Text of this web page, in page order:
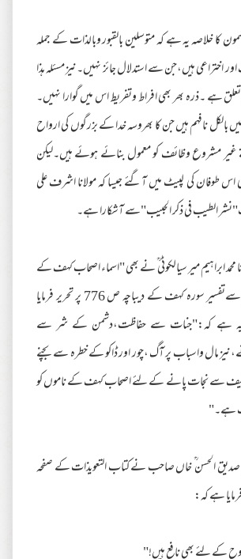
کا خلاصہ یہ ہے کہ متوسلین بالقبور وبالذات کے جملہ
ہیں،جن سے استدلال جائز نہیں۔نیز مسئلہ ہذا
ہے ۔ذرہ بھر بھی افراط وتفریط اس میں گوارا نہیں۔
بالکل نافہم ہیں جن کا بھروسہ خدا کے بزرگوں کی ارواح
غیر مشروع وظائف کو معمول بنائے ہوئے ہیں۔لیکن
طوفان کی لپیٹ میں آگئے جیسا کہ مولانا اشرف علی
الطیب فی ذکر الحبیب"سے آشکارا ہے۔
ابراہیم میر سیالکوٹی ؒ نے بھی "اسماء اصحاب کہف کے
برکات" کے عنوان سےتفسیر سورہ کہف کے دیباچہ ص 776 پر تحریر فرمایا
ہے کہ:"جنات سے حفاظت،دشمن کے شر سے
مال واسباب پر آگ ،چور اور ڈاکو کے خطرہ سے بچنے
سے نجات پانے کے لئے اصحاب کہف کے ناموں کو
ہے۔"
صدیق الحسن ؒ خاں صاحب نے کتاب التعویذات کے صفحہ
کے لئے بھی نافع ہیں!"